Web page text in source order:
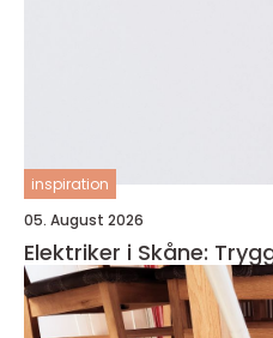
inspiration
05. August 2026
Elektriker i Skåne: